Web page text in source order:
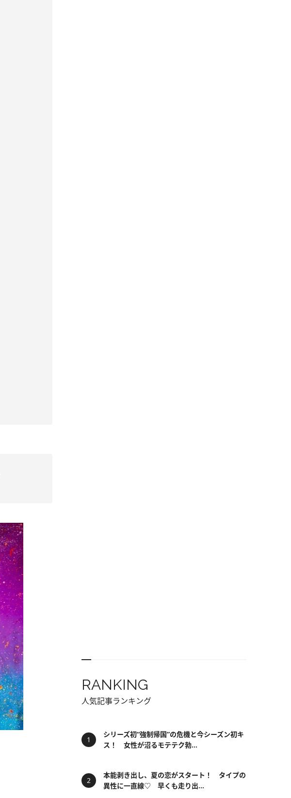
RANKING
人気記事ランキング
シリーズ初“強制帰国”の危機と今シーズン初キ
ス！ 女性が沼るモテテク勃...
本能剥き出し、夏の恋がスタート！ タイプの
異性に一直線♡ 早くも走り出...